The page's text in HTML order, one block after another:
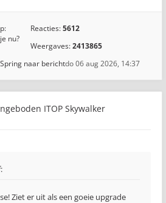
nu?
Reacties:5612
Weergaves:2413865
do 06 aug 2026, 14:37
Spring naar bericht
ITOP Skywalker
Ziet er uit als een goeie upgrade